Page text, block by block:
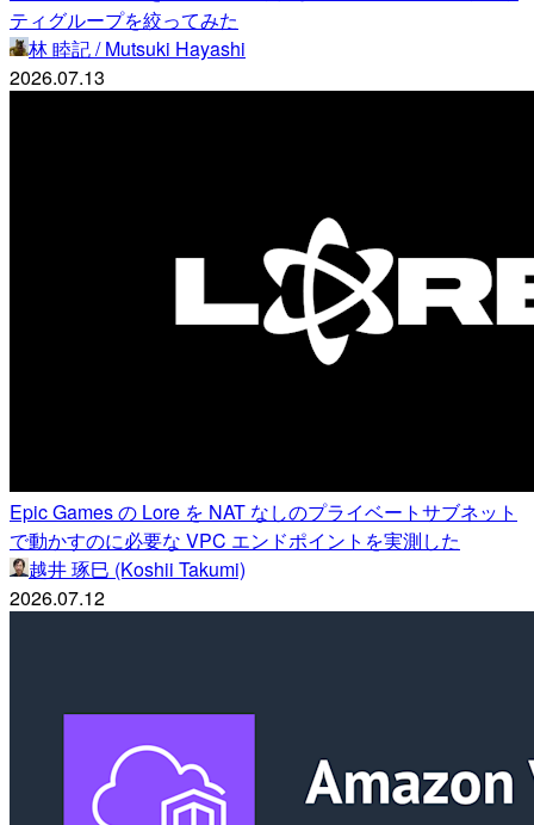
ティグループを絞ってみた
林 睦記 / Mutsuki Hayashi
2026.07.13
Epic Games の Lore を NAT なしのプライベートサブネット
で動かすのに必要な VPC エンドポイントを実測した
越井 琢巳 (Koshii Takumi)
2026.07.12